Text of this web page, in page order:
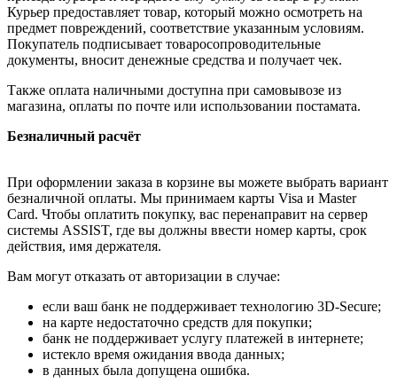
Курьер предоставляет товар, который можно осмотреть на
предмет повреждений, соответствие указанным условиям.
Покупатель подписывает товаросопроводительные
документы, вносит денежные средства и получает чек.
Также оплата наличными доступна при самовывозе из
магазина, оплаты по почте или использовании постамата.
Безналичный расчёт
При оформлении заказа в корзине вы можете выбрать вариант
безналичной оплаты. Мы принимаем карты Visa и Master
Card. Чтобы оплатить покупку, вас перенаправит на сервер
системы ASSIST, где вы должны ввести номер карты, срок
действия, имя держателя.
Вам могут отказать от авторизации в случае:
если ваш банк не поддерживает технологию 3D-Secure;
на карте недостаточно средств для покупки;
банк не поддерживает услугу платежей в интернете;
истекло время ожидания ввода данных;
в данных была допущена ошибка.